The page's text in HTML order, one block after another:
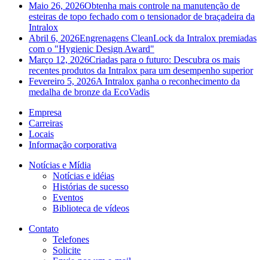
Maio 26, 2026Obtenha mais controle na manutenção de
esteiras de topo fechado com o tensionador de braçadeira da
Intralox
Abril 6, 2026Engrenagens CleanLock da Intralox premiadas
com o "Hygienic Design Award"
Março 12, 2026Criadas para o futuro: Descubra os mais
recentes produtos da Intralox para um desempenho superior
Fevereiro 5, 2026A Intralox ganha o reconhecimento da
medalha de bronze da EcoVadis
Empresa
Carreiras
Locais
Informação corporativa
Notícias e Mídia
Notícias e idéias
Histórias de sucesso
Eventos
Biblioteca de vídeos
Contato
Telefones
Solicite